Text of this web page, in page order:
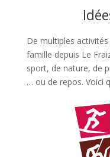
De multiples
famille depuis Le
sport, de nature, de
… ou de repos. Voici